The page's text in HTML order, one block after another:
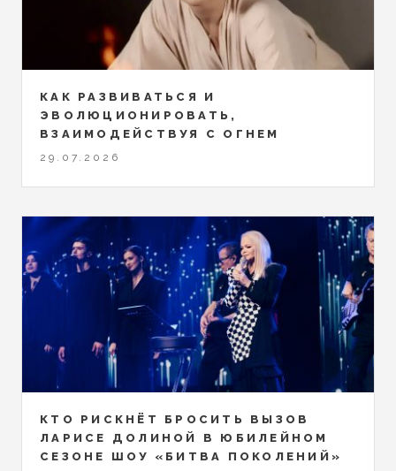
КАК РАЗВИВАТЬСЯ И
ЭВОЛЮЦИОНИРОВАТЬ,
ВЗАИМОДЕЙСТВУЯ С ОГНЕМ
29.07.2026
КТО РИСКНЁТ БРОСИТЬ ВЫЗОВ
ЛАРИСЕ ДОЛИНОЙ В ЮБИЛЕЙНОМ
СЕЗОНЕ ШОУ «БИТВА ПОКОЛЕНИЙ»